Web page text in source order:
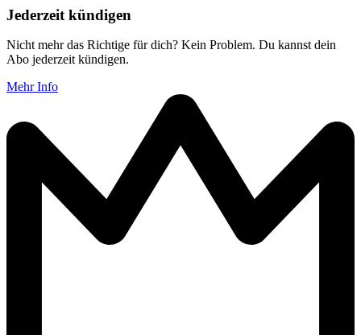
Jederzeit kündigen
Nicht mehr das Richtige für dich? Kein Problem. Du kannst dein
Abo jederzeit kündigen.
Mehr Info